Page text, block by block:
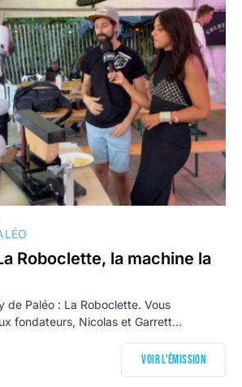
Roboclette, la machine la
de Paléo : La Roboclette. Vous
fondateurs, Nicolas et Garrett…
Voir l'émission